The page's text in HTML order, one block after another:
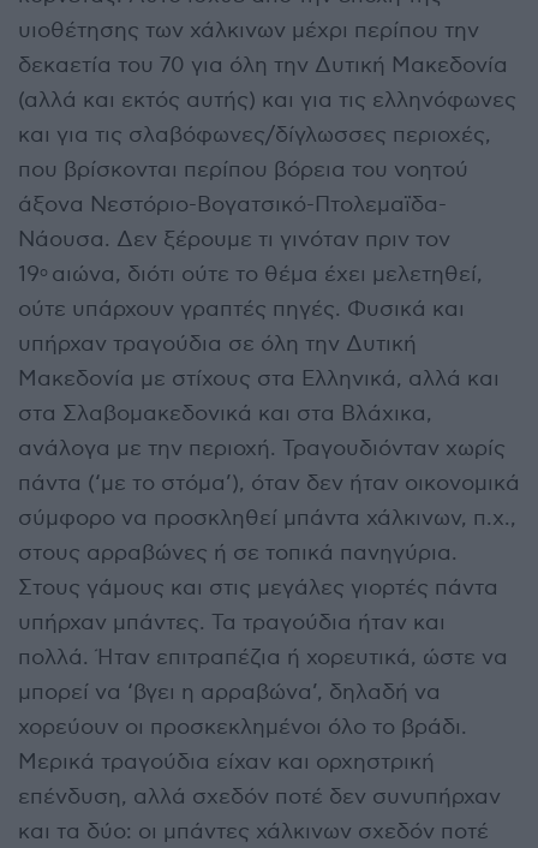
υιοθέτησης των χάλκινων μέχρι περίπου την
δεκαετία του 70 για όλη την Δυτική Μακεδονία
(αλλά και εκτός αυτής) και για τις ελληνόφωνες
και για τις σλαβόφωνες/δίγλωσσες περιοχές,
που βρίσκονται περίπου βόρεια του νοητού
άξονα Νεστόριο-Βογατσικό-Πτολεμαϊδα-
Νάουσα. Δεν ξέρουμε τι γινόταν πριν τον
19ο αιώνα, διότι ούτε το θέμα έχει μελετηθεί,
ούτε υπάρχουν γραπτές πηγές. Φυσικά και
υπήρχαν τραγούδια σε όλη την Δυτική
Μακεδονία με στίχους στα Ελληνικά, αλλά και
στα Σλαβομακεδονικά και στα Βλάχικα,
ανάλογα με την περιοχή. Τραγουδιόνταν χωρίς
πάντα (‘με το στόμα’), όταν δεν ήταν οικονομικά
σύμφορο να προσκληθεί μπάντα χάλκινων, π.χ.,
στους αρραβώνες ή σε τοπικά πανηγύρια.
Στους γάμους και στις μεγάλες γιορτές πάντα
υπήρχαν μπάντες. Τα τραγούδια ήταν και
πολλά. Ήταν επιτραπέζια ή χορευτικά, ώστε να
μπορεί να ‘βγει η αρραβώνα’, δηλαδή να
χορεύουν οι προσκεκλημένοι όλο το βράδι.
Μερικά τραγούδια είχαν και ορχηστρική
επένδυση, αλλά σχεδόν ποτέ δεν συνυπήρχαν
και τα δύο: οι μπάντες χάλκινων σχεδόν ποτέ